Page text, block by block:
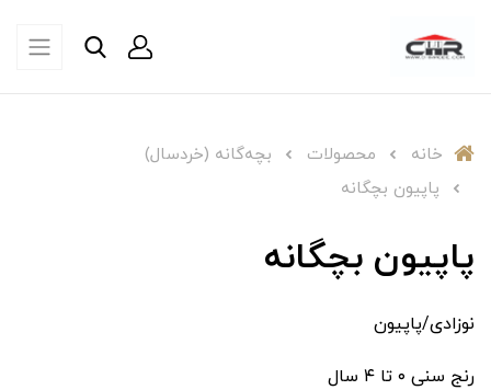
خانه محصولات
بچه‌گانه (خردسال)
پاپیون بچگانه
پاپیون بچگانه
نوزادی/پاپیون
رنج سنی ۰ تا ۴ سال